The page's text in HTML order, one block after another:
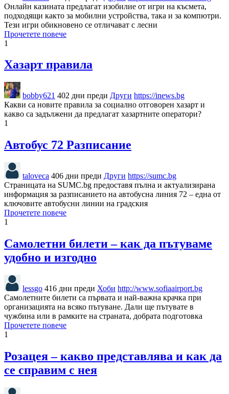
Онлайн казината предлагат изобилие от игри на късмета,
подходящи както за мобилни устройства, така и за компютри.
Тези игри обикновено се отличават с лесни
Прочетете повече
1
Хазарт правила
bobby621 402 дни преди Други https://inews.bg
Какви са новите правила за социално отговорен хазарт и
какво са задължени да предлагат хазартните оператори?
1
Автобус 72 Разписание
taloveca 406 дни преди Други https://sumc.bg
Страницата на SUMC.bg предоставя пълна и актуализирана
информация за разписанието на автобусна линия 72 – една от
ключовите автобусни линии на градския
Прочетете повече
1
Самолетни билети – как да пътуваме
удобно и изгодно
lessgo 416 дни преди Хоби http://www.sofiaairport.bg
Самолетните билети са първата и най-важна крачка при
организацията на всяко пътуване. Дали ще пътувате в
чужбина или в рамките на страната, добрата подготовка
Прочетете повече
1
Розацея – какво представлява и как да
се справим с нея